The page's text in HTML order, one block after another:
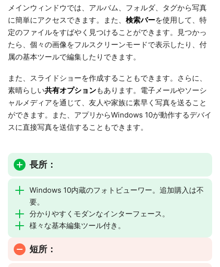
メインウィンドウでは、アルバム、フォルダ、タグから写真
に簡単にアクセスできます。また、 検索バーを使用して、特
定のファイルをすばやく見つけることができます。見つかっ
たら、個々の画像をフルスクリーンモードで表示したり、付
属の基本ツールで編集したりできます。
また、スライドショーを作成することもできます。さらに、
素晴らしい共有オプションもあります。電子メールやソーシ
ャルメディアを通じて、友人や家族に素早く写真を送ること
ができます。また、アプリからWindows 10が動作するデバイ
スに直接写真を送信することもできます。
長所：
Windows 10内蔵のフォトビューワー。追加購入は不
要。
分かりやすくモダンなインターフェース。
様々な基本編集ツール付き。
短所：